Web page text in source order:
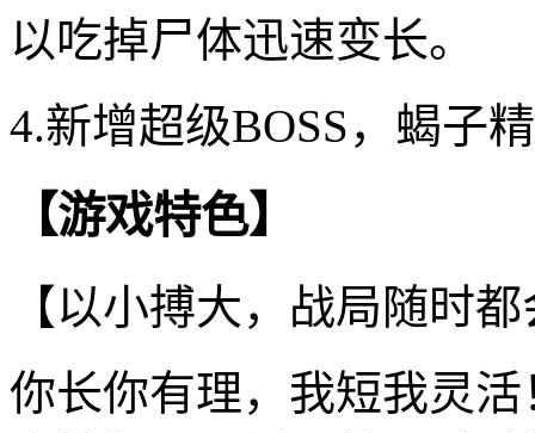
以吃掉尸体迅速变长。
4.新增超级BOSS，蝎子
【游戏特色】
【以小搏大，战局随时
你长你有理，我短我灵